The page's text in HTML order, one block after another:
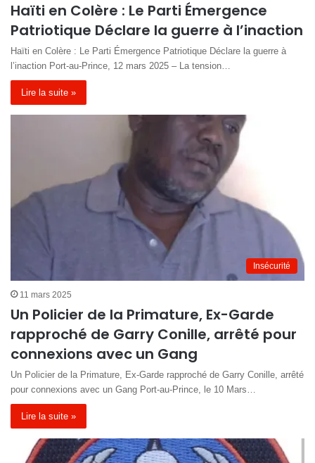
Haïti en Colère : Le Parti Émergence
Patriotique Déclare la guerre à l’inaction
Haïti en Colère : Le Parti Émergence Patriotique Déclare la guerre à
l’inaction Port-au-Prince, 12 mars 2025 – La tension…
Lire la suite »
Insécurité
11 mars 2025
Un Policier de la Primature, Ex-Garde
rapproché de Garry Conille, arrêté pour
connexions avec un Gang
Un Policier de la Primature, Ex-Garde rapproché de Garry Conille, arrêté
pour connexions avec un Gang Port-au-Prince, le 10 Mars…
Lire la suite »